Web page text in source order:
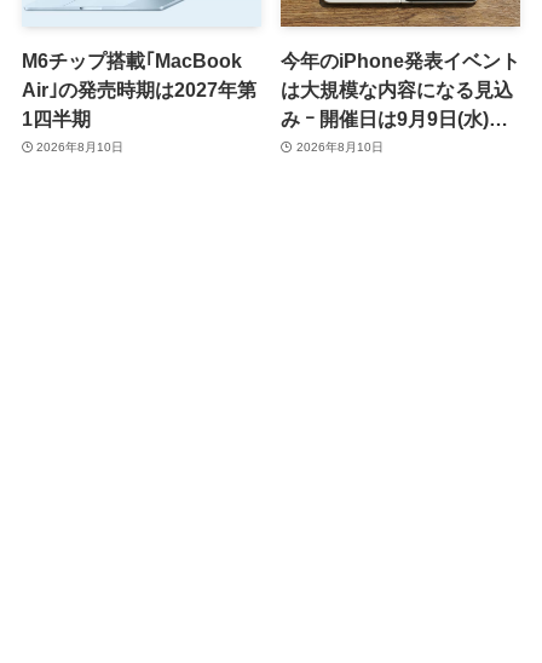
M6チップ搭載｢MacBook
Air｣の発売時期は2027年第
1四半期
2026年8月10日
今年のiPhone発表イベント
は大規模な内容になる見込
み ｰ 開催日は9月9日(水)、
予約受付開始日は9月12日
2026年8月10日